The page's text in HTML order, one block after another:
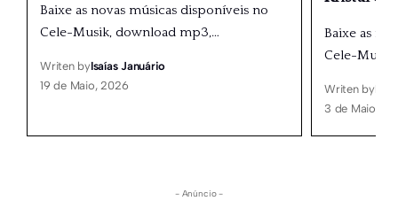
Baixe as novas músicas disponíveis no
Cele-Musik, download mp3,…
Writen byIsaías Januário
19 de Maio, 2026
Baixe as
Cele-
Writen by
3 de Maio,
- Anúncio -